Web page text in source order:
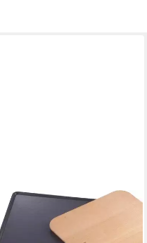
BOSCH
Backstein HEZ327000,
Keramik, (2-St), mit